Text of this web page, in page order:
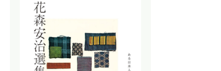
暮しの手帖 電子版